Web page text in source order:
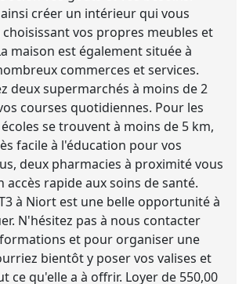
créer un intérieur qui vous
choisissant vos propres meubles et
maison est également située à
commerces et services.
deux supermarchés à moins de 2
courses quotidiennes. Pour les
se trouvent à moins de 5 km,
facile à l'éducation pour vos
deux pharmacies à proximité vous
rapide aux soins de santé.
à Niort est une belle opportunité à
N'hésitez pas à nous contacter
et pour organiser une
bientôt y poser vos valises et
ce qu'elle a à offrir. Loyer de 550,00